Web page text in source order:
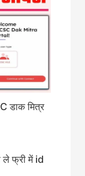
मित्र
फ्री में id